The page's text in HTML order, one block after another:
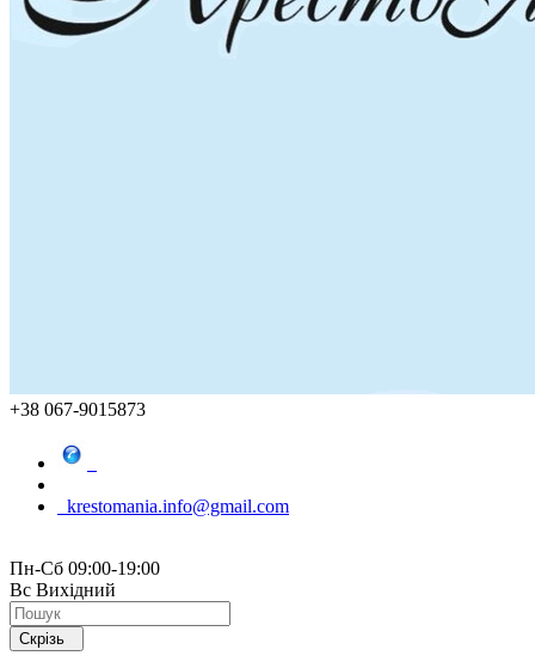
+38 067-9015873
krestomania.info@gmail.com
Пн-Сб 09:00-19:00
Вс Вихідний
Скрізь